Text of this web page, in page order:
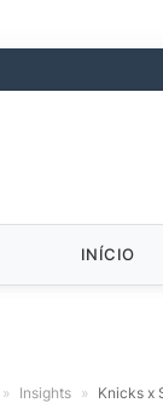
INÍCIO
» Insights » Knicks x